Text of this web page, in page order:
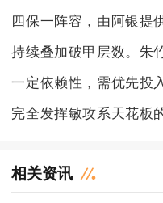
四保一阵容，由阿银提
持续叠加破甲层数。朱
一定依赖性，需优先投
完全发挥敏攻系天花板
相关资讯